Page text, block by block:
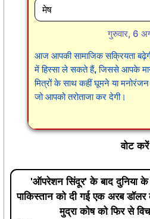
गुरुवार, 6
आज आपकी सामाजिक सक्रियता
में हिस्सा ले सकते हैं, जिससे आपके मान-
मित्रों के साथ कहीं घूमने या
जो आपको तरोताजा कर देगी।
वोट करें
'ऑपरेशन सिंदूर' के बाद दुनिया के
पाकिस्तान को दी गई एक अरब डॉलर
मुद्रा कोष को फिर से